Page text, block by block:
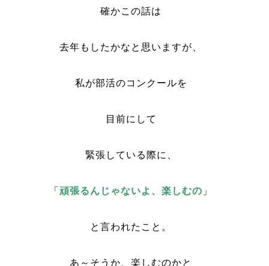
確かこの話は
去年もしたかなと思いますが、
私が部活のコンクールを
目前にして
緊張している際に、
「頑張るんじゃないよ、楽しむの 」
と言われたこと。
あ～そうか、楽しむのかと